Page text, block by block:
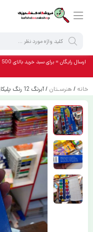
خانه / هنرسـتان / آبرنگ 12 رنگ پلیکان مدل حرفه ای